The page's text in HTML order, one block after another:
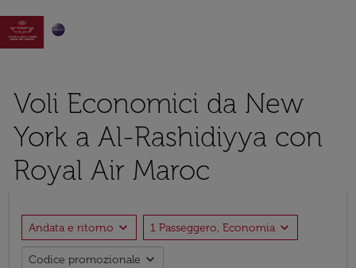

Voli Economici da New
York a Al-Rashidiyya con
Royal Air Maroc
Andata e ritorno expand_more 1 Passeggero, Economia expand_more
Codice promozionale expand_more